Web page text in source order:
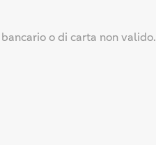
o di carta non valido.